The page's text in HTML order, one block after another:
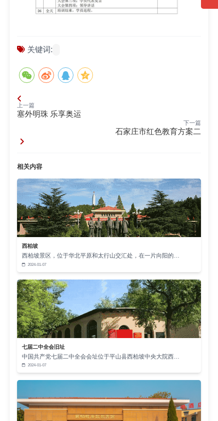
关键词:
上一篇
塞外明珠 乐享奥运
下一篇
石家庄市红色教育方案二
相关内容
西柏坡
西柏坡景区，位于华北平原和太行山交汇处，在一片向阳的…
2024-01-07
七届二中全会旧址
中国共产党七届二中全会会址位于平山县西柏坡中央大院西…
2024-01-07